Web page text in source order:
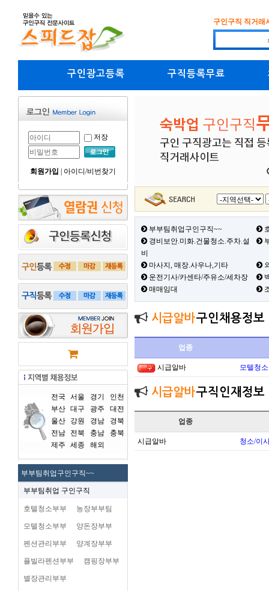
구인구직 직거래
구인광고등록 구직등록무료
저장
회원가입 아이디/비번찾기
전국 서울 경기
인천
부산 대구 광주
대전
울산
강원 경남
경북
전남
전북 충남
충북
제주
세종 해외
부부팀취업구인구직~~
부부팀취업 구인구직
호텔청소부부 농장부부팀
모텔청소부부 양돈장부부
펜션관리부부 양계장부부
플빌라펜션부부 캠핑장부부
별장관리부부
부부팀취업구인구직~~
경비보안.미화.건물청소.주차.설
비
마사지, 매장.사우나,기타
운전기사/카센타/주유소/세차장
매매임대
시급알바구인채용정보
업종
시급알바 모텔청
시급알바구직인재정보
업종
시급알바 청소/이